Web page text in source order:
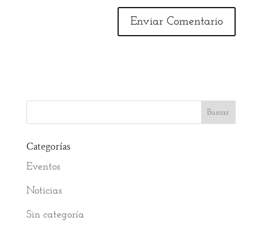
Categorías
Eventos
Noticias
Sin categoría